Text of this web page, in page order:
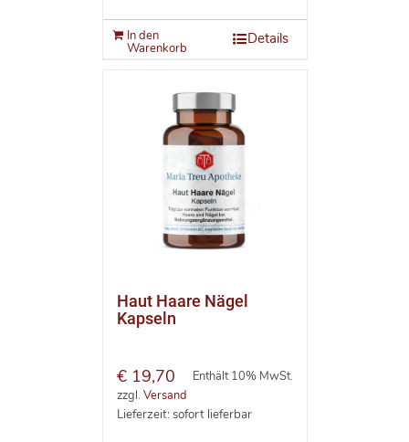
In den
Warenkorb
Details
Haut Haare Nägel
Kapseln
€19,70
Enthält 10% MwSt.
zzgl. Versand
Lieferzeit: sofort lieferbar